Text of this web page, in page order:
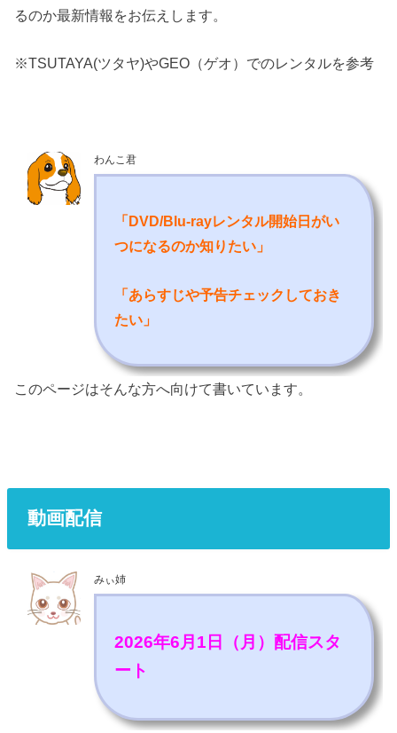
るのか最新情報をお伝えします。
※TSUTAYA(ツタヤ)やGEO（ゲオ）でのレンタルを参考
わんこ君
「DVD/Blu-rayレンタル開始日がい
つになるのか知りたい 」
「あらすじや予告チェックしておき
たい」
このページはそんな方へ向けて書いています。
動画配信
みぃ姉
2026年6月1日（月）配信スタ
ート